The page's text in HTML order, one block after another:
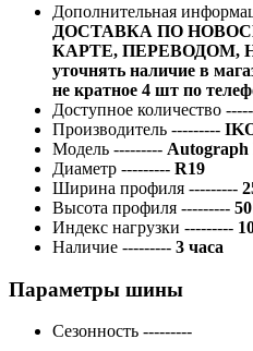
Дополнительная
ДОСТАВКА ПО
КАРТЕ, ПЕРЕВОДОМ,
уточнять наличие в
не кратное 4 шт по
Доступное количество
Производитель ---------
Модель --------- Autograph
Диаметр --------- R19
Ширина профиля ---------
Высота профиля --------- 50
Индекс нагрузки ---------
Наличие --------- 3 часа
Параметры шины
Сезонность ---------